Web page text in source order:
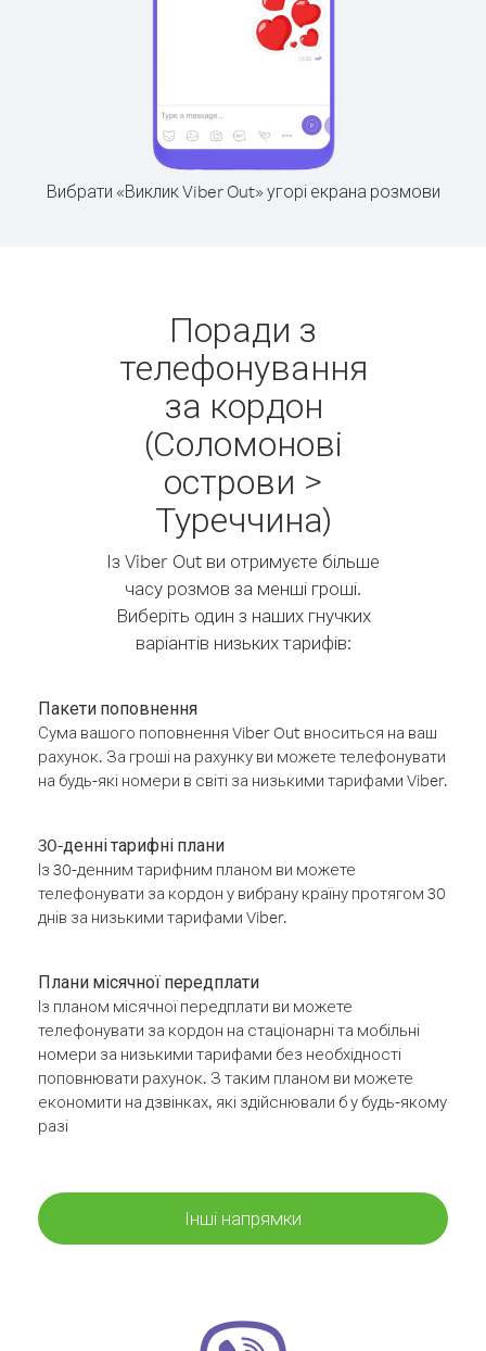
Вибрати «Виклик Viber Out» угорі екрана розмови
Поради з
телефонування
за кордон
(Соломонові
острови >
Туреччина)
Із Viber Out ви отримуєте більше
часу розмов за менші гроші.
Виберіть один з наших гнучких
варіантів низьких тарифів:
Пакети поповнення
Сума вашого поповнення Viber Out вноситься на ваш
рахунок. За гроші на рахунку ви можете телефонувати
на будь-які номери в світі за низькими тарифами Viber.
30-денні тарифні плани
Із 30-денним тарифним планом ви можете
телефонувати за кордон у вибрану країну протягом 30
днів за низькими тарифами Viber.
Плани місячної передплати
Із планом місячної передплати ви можете
телефонувати за кордон на стаціонарні та мобільні
номери за низькими тарифами без необхідності
поповнювати рахунок. З таким планом ви можете
економити на дзвінках, які здійснювали б у будь-якому
разі
Інші напрямки